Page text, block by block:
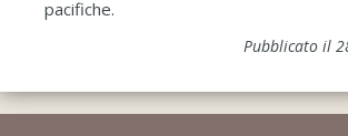
pacifiche.
Pubblicato il